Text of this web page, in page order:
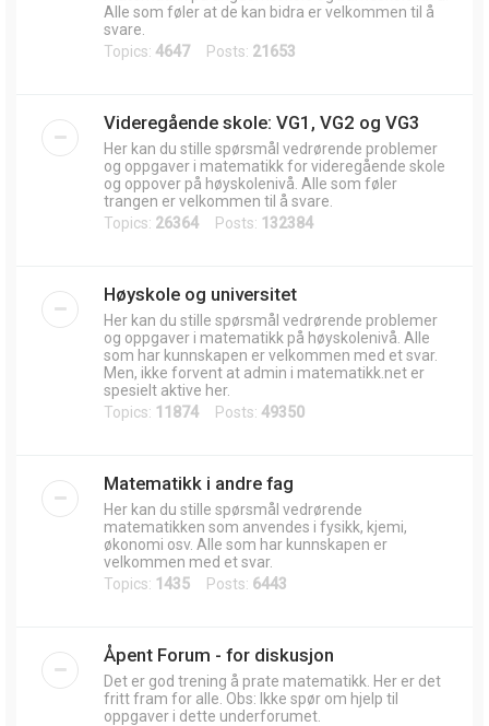
Alle som føler at de kan bidra er velkommen til å
svare.
Topics: 4647Posts: 21653
Videregående skole: VG1, VG2 og VG3
Her kan du stille spørsmål vedrørende problemer
og oppgaver i matematikk for videregående skole
og oppover på høyskolenivå. Alle som føler
trangen er velkommen til å svare.
Topics: 26364 Posts: 132384
Høyskole og universitet
Her kan du stille spørsmål vedrørende problemer
og oppgaver i matematikk på høyskolenivå. Alle
som har kunnskapen er velkommen med et svar.
Men, ikke forvent at admin i matematikk.net er
spesielt aktive her.
Topics: 11874 Posts: 49350
Matematikk i andre fag
Her kan du stille spørsmål vedrørende
matematikken som anvendes i fysikk, kjemi,
økonomi osv. Alle som har kunnskapen er
velkommen med et svar.
Topics: 1435 Posts: 6443
Åpent Forum - for diskusjon
Det er god trening å prate matematikk. Her er det
fritt fram for alle. Obs: Ikke spør om hjelp til
oppgaver i dette underforumet.